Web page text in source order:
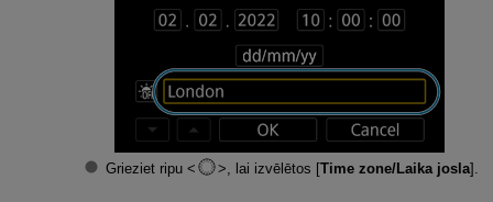
Grieziet ripu , lai izvēlētos [Time zone/Laika josla].